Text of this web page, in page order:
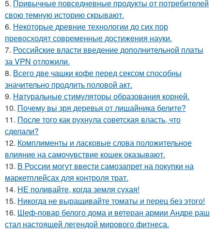
5. Привычные повседневные продукты от потребителей
свою темную историю скрывают.
6. Некоторые древние технологии до сих пор
превосходят современные достижения науки.
7. Российские власти введение дополнительной платы
за VPN отложили.
8. Всего две чашки кофе перед сексом способны
значительно продлить половой акт.
9. Haтуральные стимуляторы образования корней.
10. Почему вы зря деревья от лишайника белите?
11. После того как рухнула советская власть, что
сделали?
12. Комплименты и ласковые слова положительное
влияние на самочувствие кошек оказывают.
13. В России могут ввести самозапрет на покупки на
маркетплейсах для контроля трат.
14. HE поливайте, когда земля сухая!
15. Никогда не выращивайте томаты и перец без этого!
16. Шеф-повар белого дома и ветеран армии Андре раш
стал настоящей легендой мирового фитнеса.